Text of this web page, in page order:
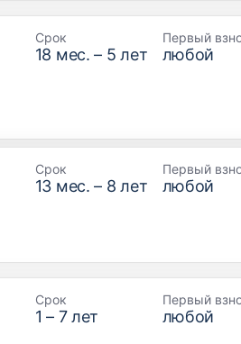
Срок
18 мес. – 5 лет
Первый
любой
Срок
13 мес. – 8 лет
Первый
любой
Срок
1 – 7лет
Первый
любой